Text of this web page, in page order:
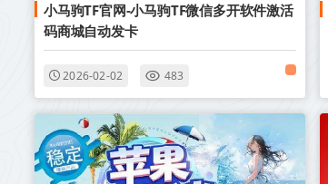
小马驹TF官网-小马驹TF微信多开软件激活
码商城自动发卡
2026-02-02 483